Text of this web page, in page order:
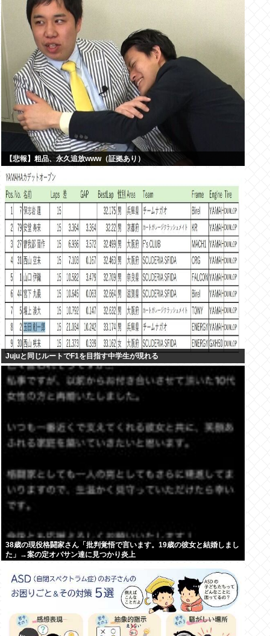
【悲報】粗品、永久追放www（証拠あり）
Jujuと同じルートでF1を目指す中学生が現れる
38歳の現役格闘家さん「批判覚悟で言います。19歳の彼女と結婚しまし
た」→案の定オバサン達に見つかり炎上